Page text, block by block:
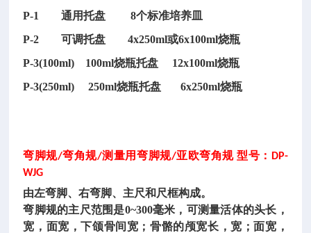
P-1 通用托盘 8个标准培养皿
P-2 可调托盘 4x250ml或6x100ml烧瓶
P-3(100ml) 100ml烧瓶托盘 12x100ml烧瓶
P-3(250ml) 250ml烧瓶托盘 6x250ml烧瓶
弯脚规/弯角规/测量用弯脚规/亚欧弯角规 型号：
DP-
WJG
由左弯脚、右弯脚、主尺和尺框构成。
弯脚规的主尺范围是0~300毫米，可测量活体的头长，
宽，面宽，下颌骨间宽；骨骼的颅宽长，宽；面宽，